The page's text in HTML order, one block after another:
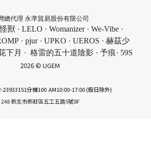
總代理 永準貿易股份有限公司
獸 · LELO · Womanizer · We-Vibe ·
· pjur · UPKO · UEROS · 赫茲少
下月 · 格雷的五十道陰影 · 予痕· 59S
2026 © UGEM
23933151分機100 AM10:00-17:00 (假日除外)
248 新北市新莊區五工五路5號8F